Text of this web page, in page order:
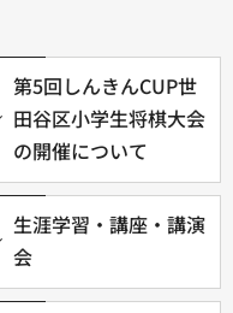
第5回しんきんCUP世
田谷区小学生将棋大会
の開催について
生涯学習・講座・講演
会